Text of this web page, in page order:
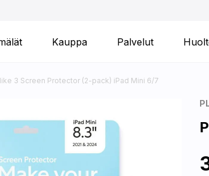
Kauppa Palvelut
3 Screen Protector (2-pack) iPad Mini 6/7